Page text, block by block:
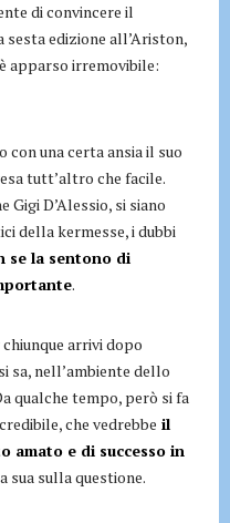
di convincere il
edizione all’Ariston,
apparso irremovibile:
con una certa ansia il suo
tutt’altro che facile.
D’Alessio, si siano
della kermesse, i dubbi
se la sentono di
.
arrivi dopo
sa, nell’ambiente dello
qualche tempo, però si fa
che vedrebbe il
amato e di successo in
sua sulla questione.